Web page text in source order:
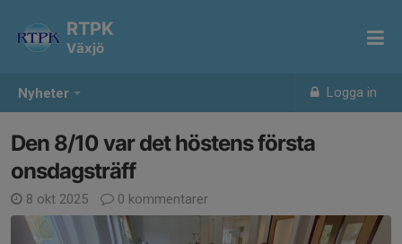
Nyheter Logga in
RTPK
Växjö
Den 8/10 var det höstens första
onsdagsträff
8 okt 2025 0 kommentarer